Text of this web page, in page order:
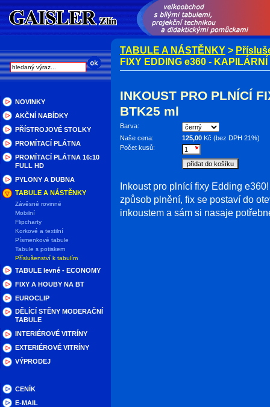
NOVINKY
AKČNÍ NABÍDKY
PŘÍSTROJOVÉ STOLKY
PROMÍTACÍ PLÁTNA
PROMÍTACÍ PLÁTNA 16:10
FULL HD
PYLONY A DUBNA
TABULE A NÁSTĚNKY
Závěsné rovinné
Mobilní
Flipcharty
Korkové a textilní
Písmenkové tabule
Tabule s potiskem
Příslušenství k tabulím
TABULE levné - ECONOMY
FIXY A HOUBY NA BT
EUROCLIP
DĚLÍCÍ STĚNY MODERAČNÍ
TABULE
INTERIÉROVÉ VITRÍNY
EXTERIÉROVÉ VITRÍNY
VÝPRODEJ
CENÍK
E-MAIL
TABULE A NÁSTĚNKY >
FIXY EDDING e360 -
INKOUST PRO PLNÍCÍ
BTK25 ml
Barva:
Naše cena:
125,00 Kč (bez DPH 21%)
Počet kusů:
Inkoust pro plnící fixy Edding
způsob plnění, fix se postaví do
inkoustem a sám si nasaje